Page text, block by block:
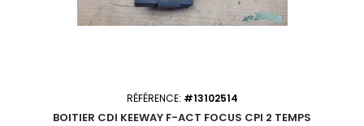
RÉFÉRENCE: #13102514
BOITIER CDI KEEWAY F-ACT FOCUS CPI 2 TEMPS